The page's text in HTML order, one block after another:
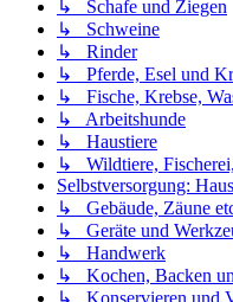
↳ Schafe und Ziegen
↳ Schweine
↳ Rinder
↳ Pferde, Esel und
↳ Fische, Krebse,
↳ Arbeitshunde
↳ Haustiere
↳ Wildtiere,
Selbstversorgung:
↳ Gebäude, Zäune
↳ Geräte und
↳ Handwerk
↳ Kochen, Backen
↳ Konservieren und